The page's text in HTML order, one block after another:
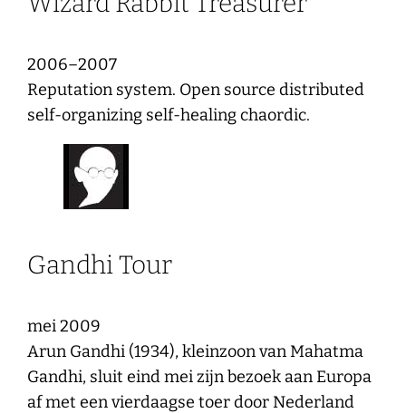
2006–2007
Reputation system. Open source distributed
self-organizing self-healing chaordic.
Gandhi Tour
mei 2009
Arun Gandhi (1934), kleinzoon van Mahatma
Gandhi, sluit eind mei zijn bezoek aan Europa
af met een vierdaagse toer door Nederland